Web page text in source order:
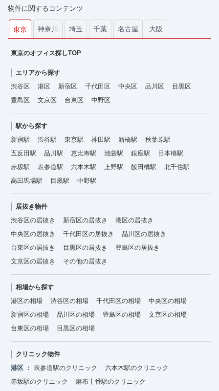
物件に関するコンテンツ
東京 神奈川 埼玉 千葉 名古屋 大阪
東京のオフィス探しTOP
エリアから探す
渋谷区
港区 新宿区 千代田区 中央区 品川区
目黒区
豊島区
文京区 台東区 中野区
駅から探す
新宿駅
渋谷駅 東京駅 神田駅 新橋駅
秋葉原駅
五反田駅
品川駅 恵比寿駅 池袋駅 銀座駅
日本橋駅
赤坂駅
表参道駅 六本木駅 上野駅 飯田橋駅
北千住駅
高田馬場駅
目黒駅 中野駅
居抜き物件
渋谷区の居抜き
新宿区の居抜き
港区の居抜き
中央区の居抜き
千代田区の居抜き
品川区の居抜き
台東区の居抜き
目黒区の居抜き
豊島区の居抜き
文京区の居抜き
その他の居抜き
相場から探す
港区の相場
渋谷区の相場 千代田区の相場
中央区の相場
新宿区の相場
品川区の相場 豊島区の相場
文京区の相場
台東区の相場
目黒区の相場
クリニック物件
港区
表参道駅のクリニック
六本木駅のクリニック
赤坂駅のクリニック
麻布十番駅のクリニック